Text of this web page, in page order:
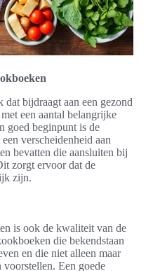
bijdraagt aan een gezond
een aantal belangrijke
goed beginpunt is de
verscheidenheid aan
bevatten die aansluiten bij
zorgt ervoor dat de
zijn.
is ook de kwaliteit van de
die bekendstaan
en die niet alleen maar
Een goede